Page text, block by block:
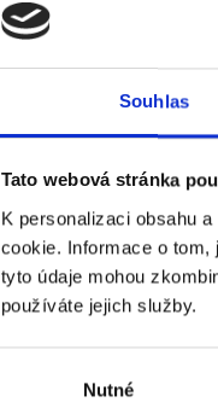
Souhlas
Tato webová stránka
K personalizaci obsahu
cookie. Informace o
tyto údaje mohou
používáte jejich služby.
Nutné
Jméno
Váš
Kde